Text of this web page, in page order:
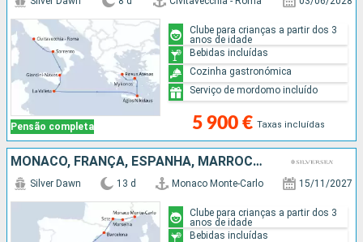
Pensão completa 5 900 € Taxas incluídas
Clube para crianças a partir dos 3
anos de idade
Bebidas incluídas
Cozinha gastronómica
Serviço de mordomo incluído
MÔNACO, FRANÇA, ESPANHA, MARROCOS, PORTUGAL
Silver Dawn 13 d Monaco Monte-Carlo 15/11/2027
Clube para crianças a partir dos 3
anos de idade
Bebidas incluídas